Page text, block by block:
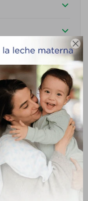

(DE
ETC) Y DEL